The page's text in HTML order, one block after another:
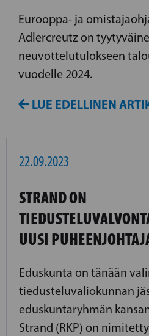
Eurooppa- ja
Adlercreutz on
neuvottelutulokseen
vuodelle 2024.
LUE EDELLINEN
22.09.2023
STRAND ON
UUSI
Eduskunta on tänään
tiedusteluvaliokunnan
eduskuntaryhmän
Strand (RKP) on